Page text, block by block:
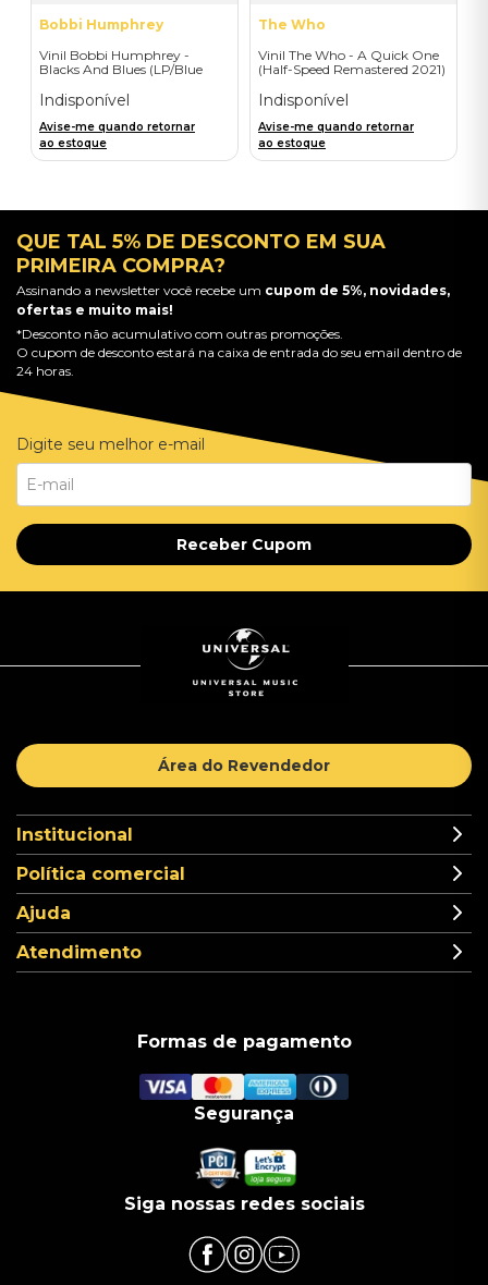
Bobbi Humphrey
Vinil Bobbi Humphrey -
Blacks And Blues (LP/Blue
Importado
Indisponível
Avise-me quando retornar
ao estoque
The Who
Vinil The Who - A Quick One
(Half-Speed Remastered 2021)
Indisponível
Avise-me quando retornar
ao estoque
QUE TAL 5% DE DESCONTO EM SUA
PRIMEIRA COMPRA?
Assinando a newsletter você recebe um cupom de 5%, novidades,
ofertas e muito mais!
*Desconto não acumulativo com outras promoções.
O cupom de desconto estará na caixa de entrada do seu email dentro de
24 horas.
Digite seu melhor e-mail
Receber Cupom
Área do Revendedor
Institucional
Política comercial
Ajuda
Atendimento
Formas de pagamento
Segurança
Siga nossas redes sociais